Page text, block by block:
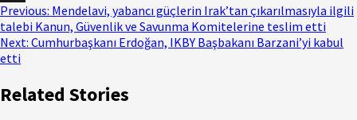
X
Continue
Reading
Previous: Mendelavi, yabancı güçlerin Irak’tan çıkarılmasıyla ilgili
talebi Kanun, Güvenlik ve Savunma Komitelerine teslim etti
Next: Cumhurbaşkanı Erdoğan, IKBY Başbakanı Barzani’yi kabul
etti
Related Stories